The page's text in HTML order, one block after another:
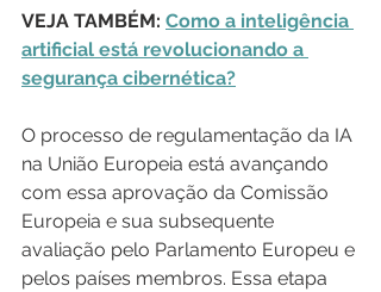
VEJA TAMBÉM: Como a inteligência
artificial está revolucionando a
segurança cibernética?
O processo de regulamentação da IA
na União Europeia está avançando
com essa aprovação da Comissão
Europeia e sua subsequente
avaliação pelo Parlamento Europeu e
pelos países membros. Essa etapa